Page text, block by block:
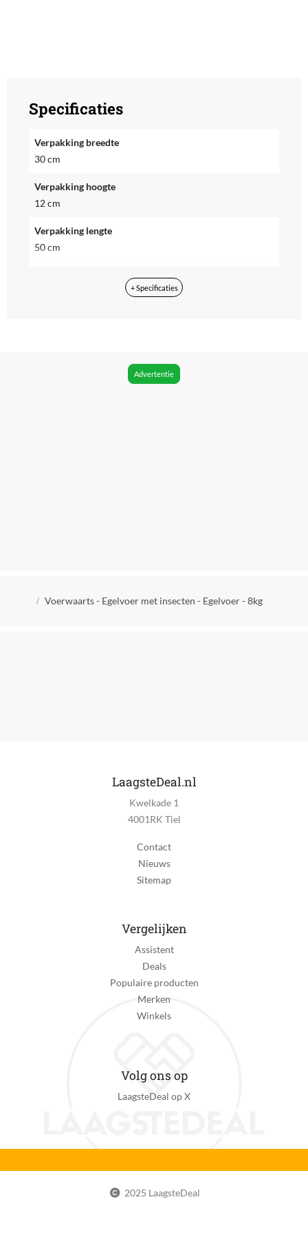
Specificaties
Verpakking breedte
30 cm
Verpakking hoogte
12 cm
Verpakking lengte
50 cm
+ Specificaties
Advertentie
Kruimelpad
Voerwaarts - Egelvoer met insecten - Egelvoer - 8kg
LaagsteDeal.nl
Kwelkade 1
4001RK Tiel
Contact
Nieuws
Sitemap
Vergelijken
Assistent
Deals
Populaire producten
Merken
Winkels
Volg ons op
LaagsteDeal op X
2025 LaagsteDeal